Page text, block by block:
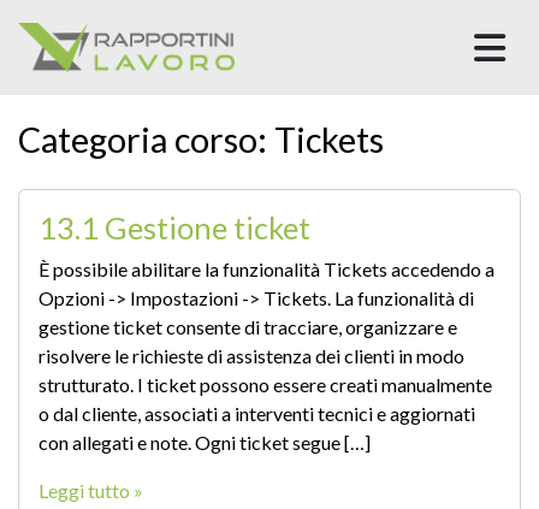
Categoria corso: Tickets
13.1 Gestione ticket
È possibile abilitare la funzionalità Tickets accedendo a
Opzioni -> Impostazioni -> Tickets. La funzionalità di
gestione ticket consente di tracciare, organizzare e
risolvere le richieste di assistenza dei clienti in modo
strutturato. I ticket possono essere creati manualmente
o dal cliente, associati a interventi tecnici e aggiornati
con allegati e note. Ogni ticket segue […]
Leggi tutto »